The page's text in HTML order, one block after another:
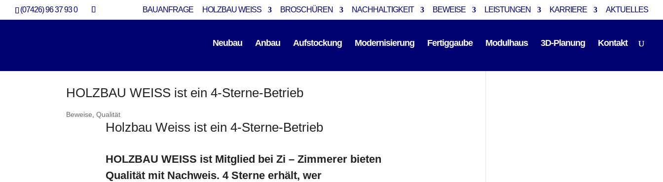
(07426) 96 37 93 0 BAUANFRAGE HOLZBAU WEISS BROSCHÜREN NACHHALTIGKEIT BEWEISE LEISTUNGEN KARRIERE AKTUELLES
Neubau Anbau Aufstockung Modernisierung Fertiggaube Modulhaus 3D-Planung Kontakt
HOLZBAU WEISS ist ein 4-Sterne-Betrieb
Beweise ,Qualität
Holzbau Weiss ist ein 4-Sterne-Betrieb
HOLZBAU WEISS ist Mitglied bei Zi – Zimmerer bieten
Qualität mit Nachweis. 4 Sterne erhält, wer